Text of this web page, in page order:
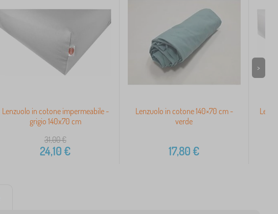
Lenzuolo in cotone impermeabile -
grigio 140x70 cm
31,00€
24,10€
Lenzuolo in cotone 140×70 cm -
verde
17,80€
>